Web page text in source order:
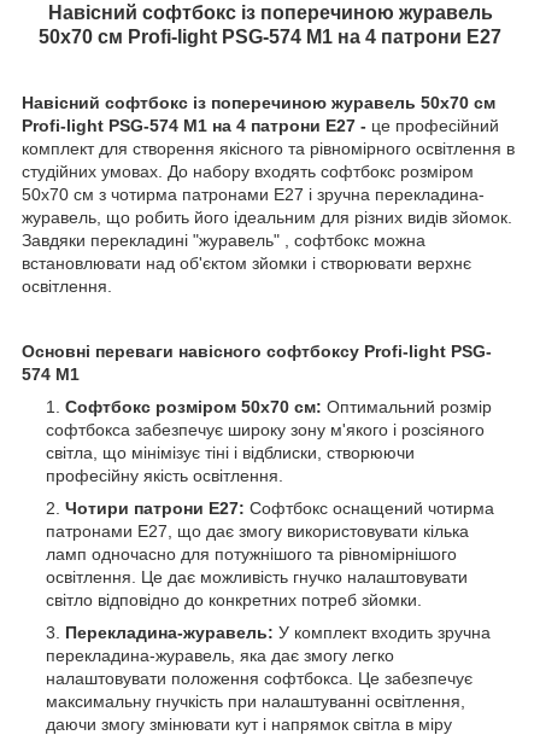
Навісний софтбокс із поперечиною журавель
50х70 см Profi-light PSG-574 M1 на 4 патрони E27
Навісний софтбокс із поперечиною журавель 50х70 см
Profi-light PSG-574 M1 на 4 патрони E27 - це професійний
комплект для створення якісного та рівномірного освітлення в
студійних умовах. До набору входять софтбокс розміром
50х70 см з чотирма патронами E27 і зручна перекладина-
журавель, що робить його ідеальним для різних видів зйомок.
Завдяки перекладині "журавель" , софтбокс можна
встановлювати над об'єктом зйомки і створювати верхнє
освітлення.
Основні переваги навісного софтбоксу Profi-light PSG-
574 M1
Софтбокс розміром 50х70 см: Оптимальний розмір
софтбокса забезпечує широку зону м'якого і розсіяного
світла, що мінімізує тіні і відблиски, створюючи
професійну якість освітлення.
Чотири патрони E27: Софтбокс оснащений чотирма
патронами E27, що дає змогу використовувати кілька
ламп одночасно для потужнішого та рівномірнішого
освітлення. Це дає можливість гнучко налаштовувати
світло відповідно до конкретних потреб зйомки.
Перекладина-журавель: У комплект входить зручна
перекладина-журавель, яка дає змогу легко
налаштовувати положення софтбокса. Це забезпечує
максимальну гнучкість при налаштуванні освітлення,
даючи змогу змінювати кут і напрямок світла в міру